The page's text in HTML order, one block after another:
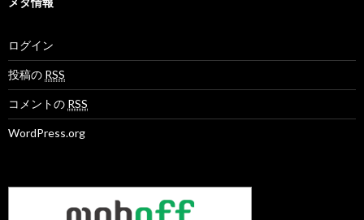
ログイン
投稿の RSS
コメントの RSS
WordPress.org